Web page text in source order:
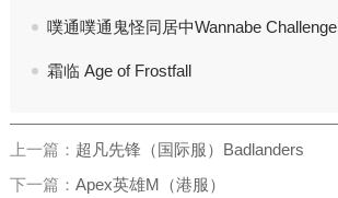
噗通噗通鬼怪同居中Wannabe Challenge
霜临 Age of Frostfall
上一篇： 超凡先锋（国际服）Badlanders
下一篇：Apex英雄M（港服）